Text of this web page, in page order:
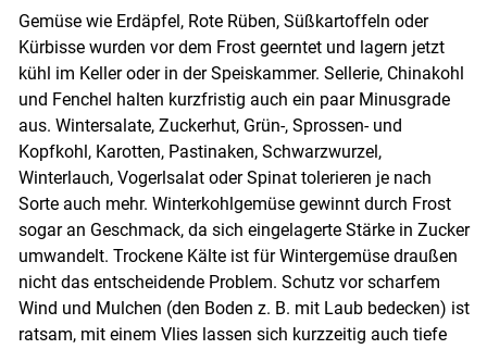
Gemüse wie Erdäpfel, Rote Rüben, Süßkartoffeln oder
Kürbisse wurden vor dem Frost geerntet und lagern jetzt
kühl im Keller oder in der Speiskammer. Sellerie, Chinakohl
und Fenchel halten kurzfristig auch ein paar Minusgrade
aus. Wintersalate, Zuckerhut, Grün-, Sprossen- und
Kopfkohl, Karotten, Pastinaken, Schwarzwurzel,
Winterlauch, Vogerlsalat oder Spinat tolerieren je nach
Sorte auch mehr. Winterkohlgemüse gewinnt durch Frost
sogar an Geschmack, da sich eingelagerte Stärke in Zucker
umwandelt. Trockene Kälte ist für Wintergemüse draußen
nicht das entscheidende Problem. Schutz vor scharfem
Wind und Mulchen (den Boden z. B. mit Laub bedecken) ist
ratsam, mit einem Vlies lassen sich kurzzeitig auch tiefe